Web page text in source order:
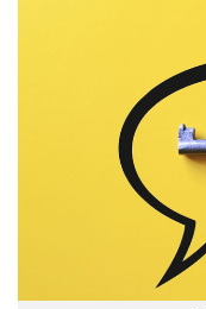
Đưa ra giải
Chứng minh về
Chỉ ra điểm
Doanh nghiệp
nền tảng nào?